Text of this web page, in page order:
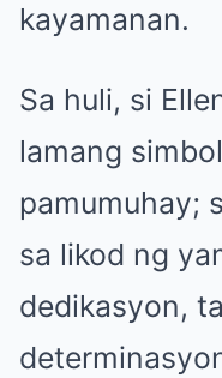
kayamanan.
Sa huli, si
lamang
pamumuhay;
sa likod ng
dedikasyon,